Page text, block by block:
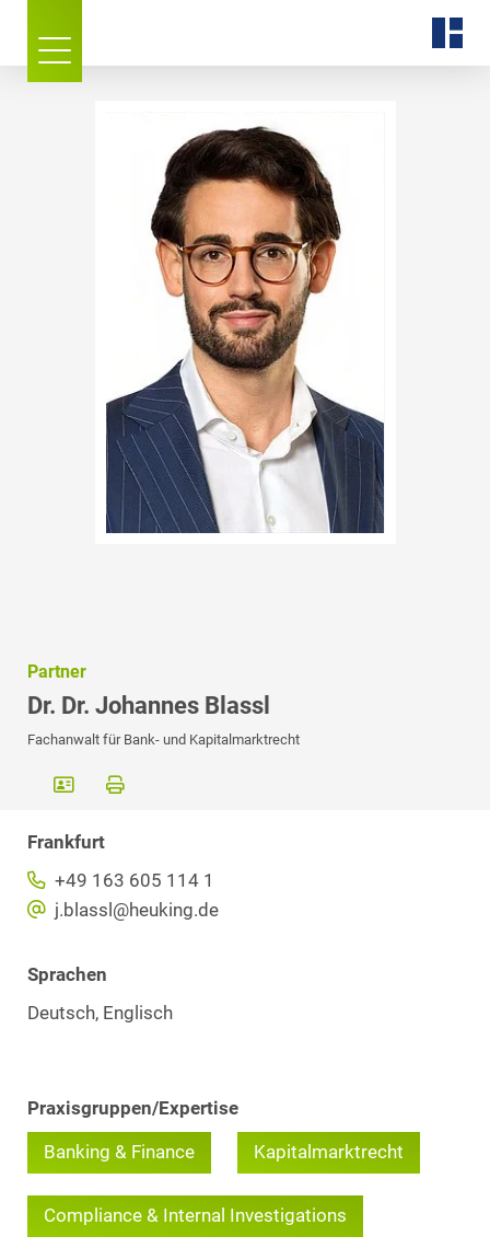
Partner
Dr. Dr. Johannes Blassl
Fachanwalt für Bank- und Kapitalmarktrecht
Frankfurt
+49 163 605 114 1
j.blassl@heuking.de
Sprachen
Deutsch, Englisch
Praxisgruppen/Expertise
Banking & Finance Kapitalmarktrecht
Compliance & Internal Investigations